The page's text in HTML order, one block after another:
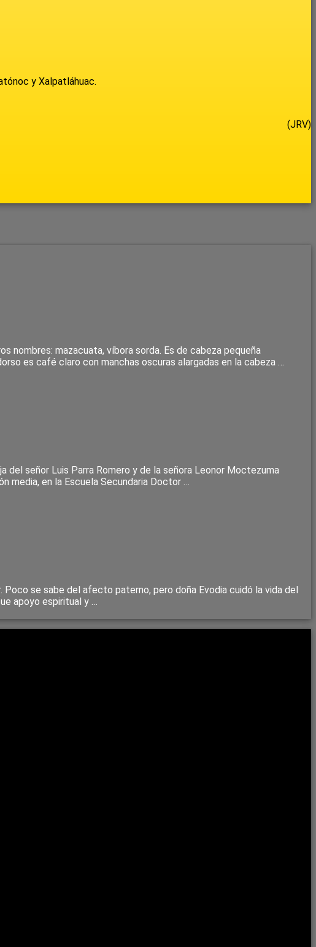
y Xalpatláhuac.
(JRV)
nombres: mazacuata, víbora sorda. Es de cabeza pequeña
es café claro con manchas oscuras alargadas en la cabeza …
del señor Luis Parra Romero y de la señora Leonor Moctezuma
media, en la Escuela Secundaria Doctor …
se sabe del afecto paterno, pero doña Evodia cuidó la vida del
apoyo espiritual y …